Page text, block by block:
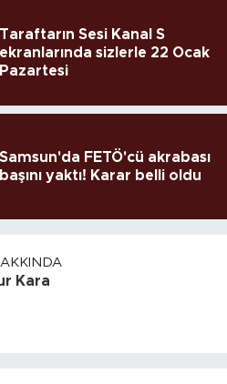
Taraftarın Sesi Kanal S
ekranlarında sizlerle 22 Ocak
Pazartesi
Samsun'da FETÖ'cü akrabası
başını yaktı! Karar belli oldu
Kara